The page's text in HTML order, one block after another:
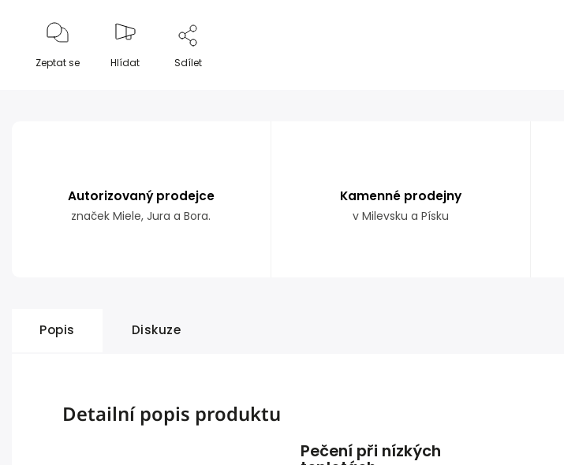
Zeptat se Hlídat Sdílet
Autorizovaný prodejce
značek Miele, Jura a Bora.
Kamenné prodejny
v Milevsku a Písku
Popis Diskuze
Detailní popis produktu
Pečení při nízkých